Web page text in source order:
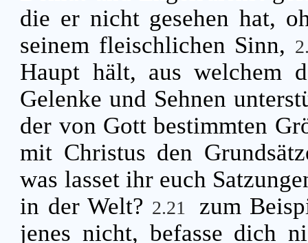
die er nicht gesehen hat,
seinem fleischlichen Sinn,
Haupt hält, aus welchem
Gelenke und Sehnen
der von Gott bestimmten
mit Christus den
was lasset ihr euch
in der Welt? 2.21
zum
jenes nicht, befasse dich